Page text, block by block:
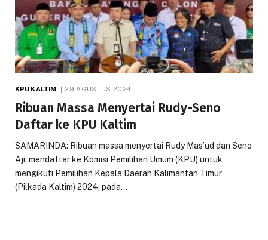
KPU KALTIM 29 AGUSTUS 2024
Ribuan Massa Menyertai Rudy-Seno
Daftar ke KPU Kaltim
SAMARINDA: Ribuan massa menyertai Rudy Mas’ud dan Seno
Aji, mendaftar ke Komisi Pemilihan Umum (KPU) untuk
mengikuti Pemilihan Kepala Daerah Kalimantan Timur
(Pilkada Kaltim) 2024, pada…